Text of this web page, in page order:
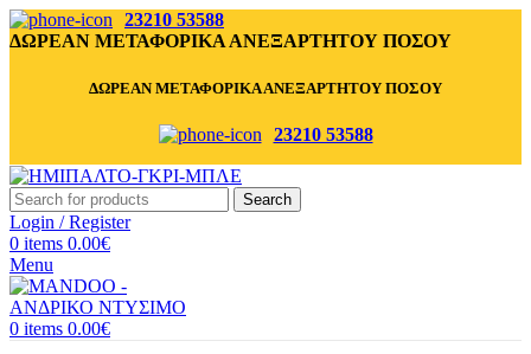
23210 53588
ΔΩΡΕΑΝ ΜΕΤΑΦΟΡΙΚΑ ΑΝΕΞΑΡΤΗΤΟΥ ΠΟΣΟΥ
ΔΩΡΕΑΝ ΜΕΤΑΦΟΡΙΚΑ ΑΝΕΞΑΡΤΗΤΟΥ ΠΟΣΟΥ
23210 53588
Search
Login / Register
0 items 0.00€
Menu
0 items 0.00€